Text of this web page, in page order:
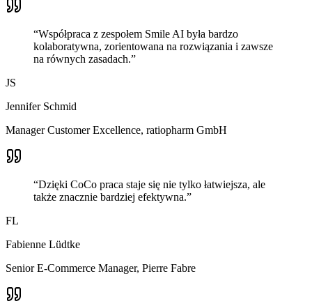
“Współpraca z zespołem Smile AI była bardzo
kolaboratywna, zorientowana na rozwiązania i zawsze
na równych zasadach.”
JS
Jennifer Schmid
Manager Customer Excellence, ratiopharm GmbH
“Dzięki CoCo praca staje się nie tylko łatwiejsza, ale
także znacznie bardziej efektywna.”
FL
Fabienne Lüdtke
Senior E-Commerce Manager, Pierre Fabre